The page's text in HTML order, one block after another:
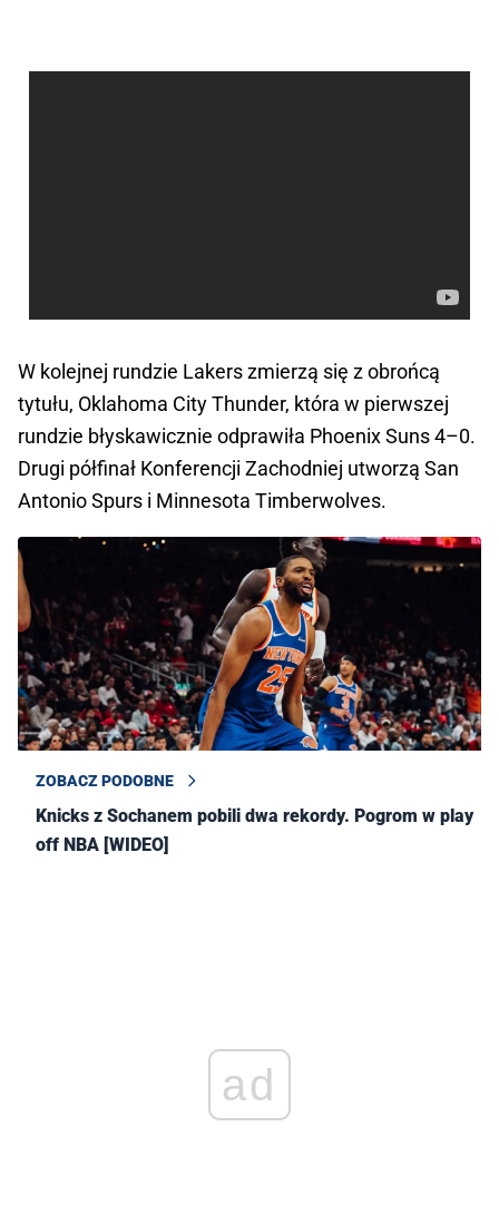
W kolejnej rundzie Lakers zmierzą się z obrońcą
tytułu, Oklahoma City Thunder, która w pierwszej
rundzie błyskawicznie odprawiła Phoenix Suns 4–0.
Drugi półfinał Konferencji Zachodniej utworzą San
Antonio Spurs i Minnesota Timberwolves.
ZOBACZ PODOBNE
Knicks z Sochanem pobili dwa rekordy. Pogrom w play
off NBA [WIDEO]
ad